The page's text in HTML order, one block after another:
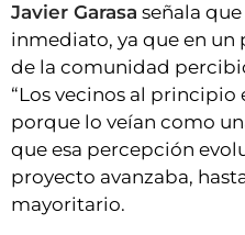
Javier Garasa señala
inmediato, ya que en
de la comunidad
“Los vecinos al
porque lo veían como
que esa percepción
proyecto avanzaba,
mayoritario.